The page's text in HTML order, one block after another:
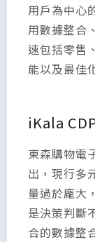
用戶為中心
用數據整合
速包括零售
能以及最佳
iKala
東森購物電
出，現行多
量過於龐大
是決策判斷
合的數據整